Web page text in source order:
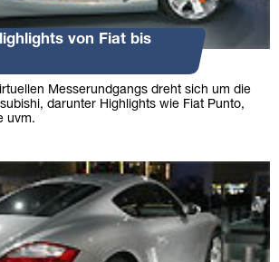
von Fiat bis
Messerundgangs dreht sich um die
darunter Highlights wie Fiat Punto,
uvm.